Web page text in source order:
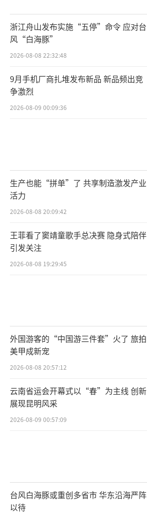
浙江舟山发布实施“五停”命令 应对台
风“白海豚”
2026-08-08 22:32:48
9月手机厂商扎堆发布新品 新品频出竞
争激烈
2026-08-09 00:09:36
生产也能“拼单”了 共享制造激发产业
活力
2026-08-08 20:09:42
王菲看了窦靖童歌手总决赛 隐身式陪伴
引发关注
2026-08-08 19:29:45
外国游客的“中国游三件套”火了 旅拍
美甲成新宠
2026-08-08 20:57:12
云南省运会开幕式以“春”为主线 创新
展现昆明风采
2026-08-09 00:57:09
台风白海豚或重创多省市 华东沿海严阵
以待